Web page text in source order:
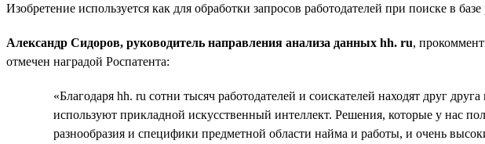
Изобретение используется как для обработки запросов работодателей при поиске в
Александр Сидоров, руководитель направления анализа данных hh. ru,
отмечен наградой Роспатента:
«Благодаря hh. ru сотни тысяч работодателей и соискателей находят друг
используют прикладной искусственный интеллект. Решения, которые у нас
разнообразия и специфики предметной области найма и работы, и очень